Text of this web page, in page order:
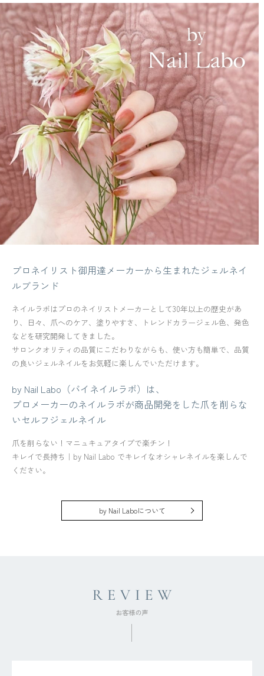
プロネイリスト御用達メーカーから生まれたジェルネイ
ルブランド
ネイルラボはプロのネイリストメーカーとして30年以上の歴史があ
り、日々、爪へのケア、塗りやすさ、トレンドカラージェル色、発色
などを研究開発してきました。
サロンクオリティの品質にこだわりながらも、使い方も簡単で、品質
の良いジェルネイルをお気軽に楽しんでいただけます。
by Nail Labo（バイネイルラボ）は、
プロメーカーのネイルラボが商品開発をした爪を削らな
いセルフジェルネイル
爪を削らない！マニュキュアタイプで楽チン！
キレイで長持ち｜by Nail Labo でキレイなオシャレネイルを楽しんで
ください。
by Nail Laboについて